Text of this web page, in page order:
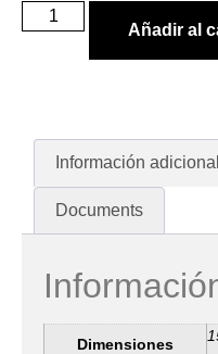
Añadir al
Información adicional
Documents
Dimensiones